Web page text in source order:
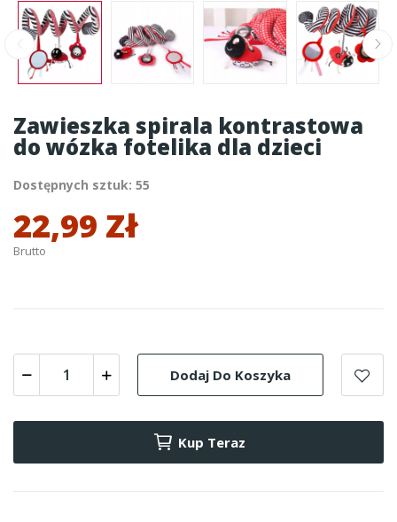
Zawieszka spirala kontrastowa
do wózka fotelika dla dzieci
Dostępnych sztuk: 55
22,99 Zł
Brutto
Dodaj Do Koszyka
Kup Teraz